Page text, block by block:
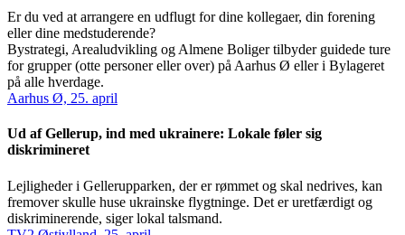
Er du ved at arrangere en udflugt for dine kollegaer, din forening
eller dine medstuderende?
Bystrategi, Arealudvikling og Almene Boliger tilbyder guidede ture
for grupper (otte personer eller over) på Aarhus Ø eller i Bylageret
på alle hverdage.
Aarhus Ø, 25. april
Ud af Gellerup, ind med ukrainere: Lokale føler sig
diskrimineret
Lejligheder i Gellerupparken, der er rømmet og skal nedrives, kan
fremover skulle huse ukrainske flygtninge. Det er uretfærdigt og
diskriminerende, siger lokal talsmand.